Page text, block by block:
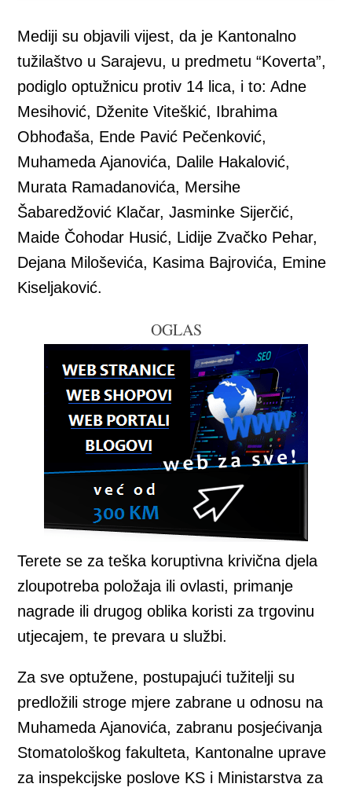
Mediji su objavili vijest, da je Kantonalno
tužilaštvo u Sarajevu, u predmetu “Koverta”,
podiglo optužnicu protiv 14 lica, i to: Adne
Mesihović, Dženite Viteškić, Ibrahima
Obhođaša, Ende Pavić Pečenković,
Muhameda Ajanovića, Dalile Hakalović,
Murata Ramadanovića, Mersihe
Šabaredžović Klačar, Jasminke Sijerčić,
Maide Čohodar Husić, Lidije Zvačko Pehar,
Dejana Miloševića, Kasima Bajrovića, Emine
Kiseljaković.
OGLAS
Terete se za teška koruptivna krivična djela
zloupotreba položaja ili ovlasti, primanje
nagrade ili drugog oblika koristi za trgovinu
utjecajem, te prevara u službi.
Za sve optužene, postupajući tužitelji su
predložili stroge mjere zabrane u odnosu na
Muhameda Ajanovića, zabranu posjećivanja
Stomatološkog fakulteta, Kantonalne uprave
za inspekcijske poslove KS i Ministarstva za